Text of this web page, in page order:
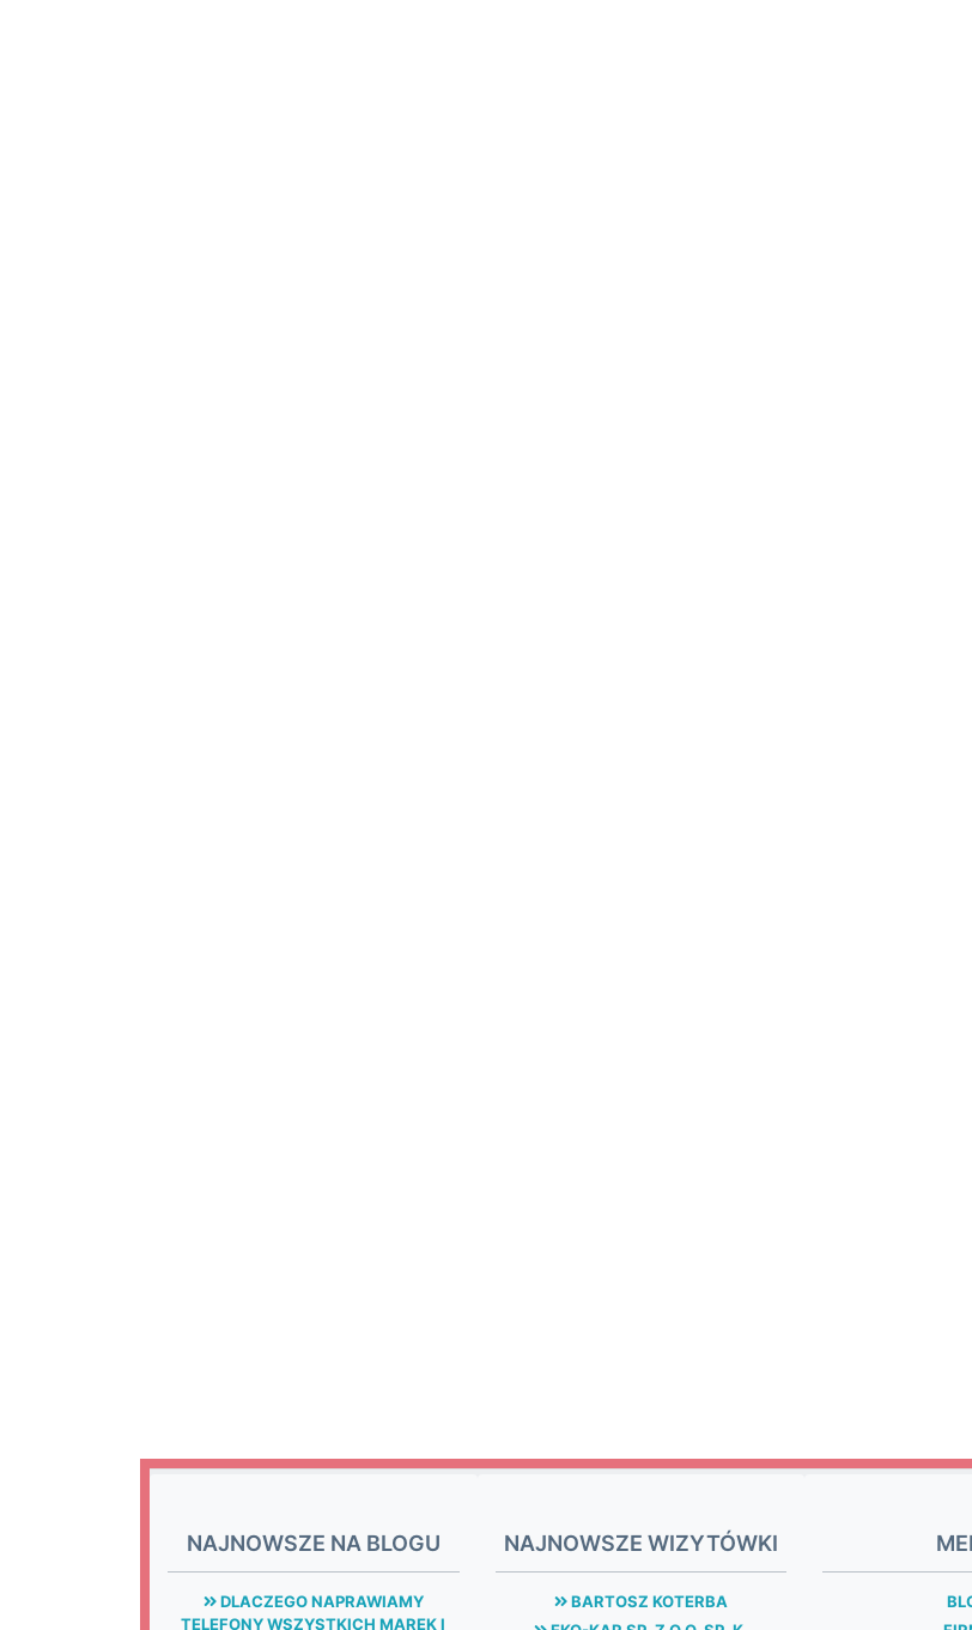
NAJNOWSZE NA BLOGU
DLACZEGO NAPRAWIAMY
TELEFONY WSZYSTKICH MAREK I
NAJNOWSZE WIZYTÓWKI
BARTOSZ KOTERBA